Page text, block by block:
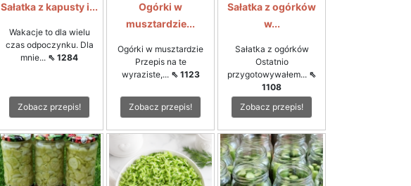
Sałatka z kapusty i...
Wakacje to dla wielu
czas odpoczynku. Dla
mnie... ⇖ 1284
Zobacz przepis!
Ogórki w
musztardzie...
Ogórki w musztardzie
Przepis na te
wyraziste,... ⇖ 1123
Zobacz przepis!
Sałatka z ogórków
w...
Sałatka z ogórków
Ostatnio
przygotowywałem... ⇖
1108
Zobacz przepis!